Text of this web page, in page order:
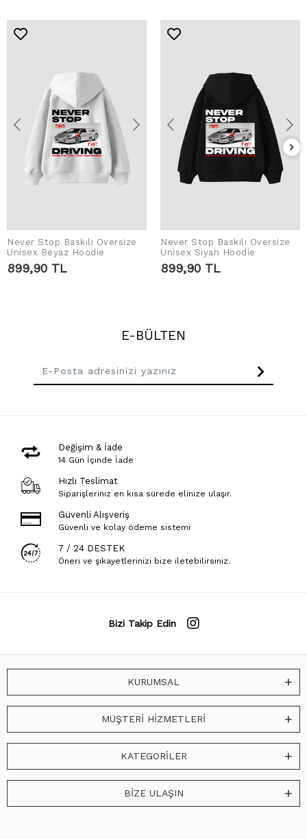
SEPETE EKLE
Never Stop Baskılı Oversize
Unisex Beyaz Hoodie
899,90 TL
SEPETE EKLE
Never Stop Baskılı Oversize
Unisex Siyah Hoodie
899,90 TL
E-BÜLTEN
Değişim & İade
14 Gün İçinde İade
Hızlı Teslimat
Siparişleriniz en kısa sürede elinize ulaşır.
Güvenli Alışveriş
Güvenli ve kolay ödeme sistemi
7 / 24 DESTEK
Öneri ve şikayetlerinizi bize iletebilirsiniz.
Bizi Takip Edin
KURUMSAL
MÜŞTERİ HİZMETLERİ
KATEGORİLER
BİZE ULAŞIN